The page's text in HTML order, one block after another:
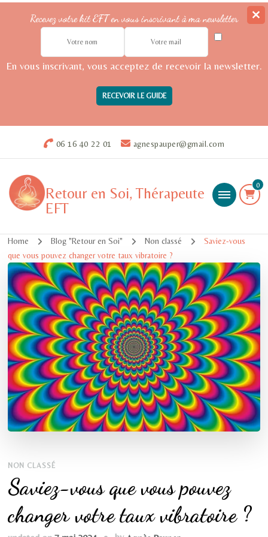
Recevez votre kit EFT en vous inscrivant à ma newsletter
En vous inscrivant, vous acceptez de recevoir la newsletter.
06 16 40 22 01 agnespauper@gmail.com
Retour en Soi, Thérapeute
EFT
0
Home Blog "Retour en Soi" Non classé
Saviez-vous
que vous pouvez changer votre taux vibratoire ?
NON CLASSÉ
Saviez-vous que vous pouvez
changer votre taux vibratoire ?